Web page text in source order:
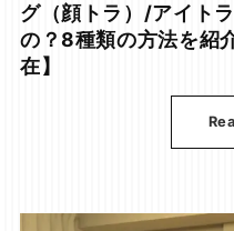
グ（顔トラ）/アイト
の？8種類の方法を紹
在】